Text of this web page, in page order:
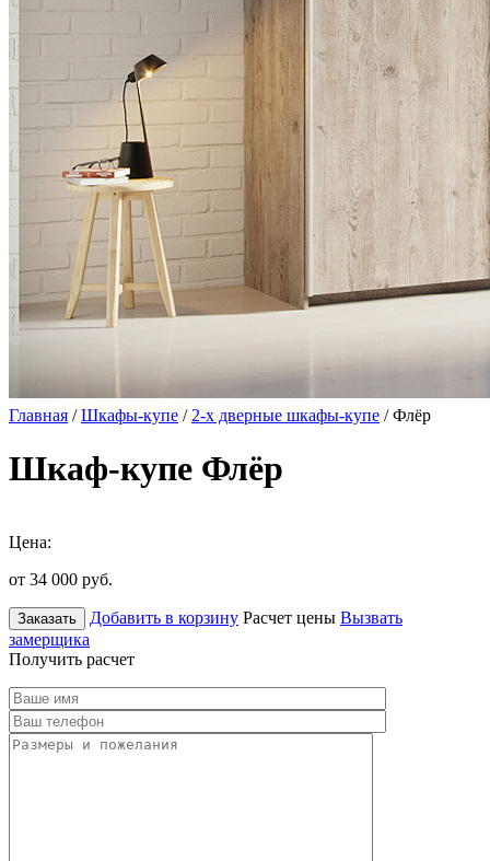
Главная /Шкафы-купе / 2-х дверные шкафы-купе / Флёр
Шкаф-купе Флёр
Цена:
от 34 000 руб.
Заказать Добавить в корзину Расчет цены Вызвать
замерщика
Получить расчет